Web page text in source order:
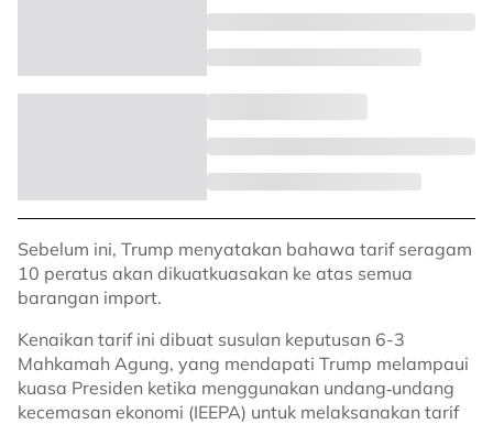
Sebelum ini, Trump menyatakan bahawa tarif seragam
10 peratus akan dikuatkuasakan ke atas semua
barangan import.
Kenaikan tarif ini dibuat susulan keputusan 6-3
Mahkamah Agung, yang mendapati Trump melampaui
kuasa Presiden ketika menggunakan undang‑undang
kecemasan ekonomi (IEEPA) untuk melaksanakan tarif